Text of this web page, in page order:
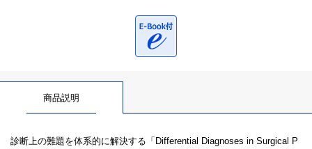
商品説明
診断上の難題を体系的に解決する「Differential Diagnoses in Surgical P